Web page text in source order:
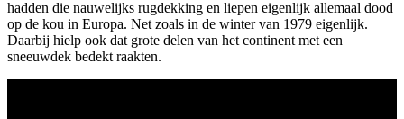
hadden die nauwelijks rugdekking en liepen eigenlijk allemaal dood
op de kou in Europa. Net zoals in de winter van 1979 eigenlijk.
Daarbij hielp ook dat grote delen van het continent met een
sneeuwdek bedekt raakten.